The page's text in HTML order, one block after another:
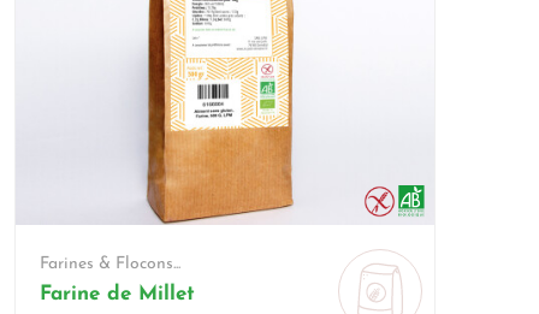
Farines & Flocons...
Farine de Millet